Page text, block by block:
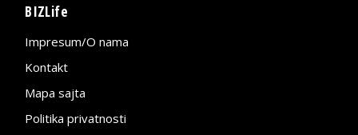
BIZLife
Impresum/O nama
Kontakt
Mapa sajta
Politika privatnosti